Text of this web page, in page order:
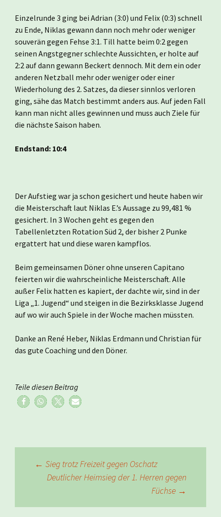
Einzelrunde 3 ging bei Adrian (3:0) und Felix (0:3) schnell
zu Ende, Niklas gewann dann noch mehr oder weniger
souverän gegen Fehse 3:1. Till hatte beim 0:2 gegen
seinen Angstgegner schlechte Aussichten, er holte auf
2:2 auf dann gewann Beckert dennoch. Mit dem ein oder
anderen Netzball mehr oder weniger oder einer
Wiederholung des 2. Satzes, da dieser sinnlos verloren
ging, sähe das Match bestimmt anders aus. Auf jeden Fall
kann man nicht alles gewinnen und muss auch Ziele für
die nächste Saison haben.
Endstand: 10:4
Der Aufstieg war ja schon gesichert und heute haben wir
die Meisterschaft laut Niklas E.’s Aussage zu 99,481 %
gesichert. In 3 Wochen geht es gegen den
Tabellenletzten Rotation Süd 2, der bisher 2 Punke
ergattert hat und diese waren kampflos.
Beim gemeinsamen Döner ohne unseren Capitano
feierten wir die wahrscheinliche Meisterschaft. Alle
außer Felix hatten es kapiert, der dachte wir, sind in der
Liga „1. Jugend“ und steigen in die Bezirksklasse Jugend
auf wo wir auch Spiele in der Woche machen müssten.
Danke an René Heber, Niklas Erdmann und Christian für
das gute Coaching und den Döner.
Teile diesen Beitrag
Beitragsnavigation
← Sieg trotz Freizeit gegen Oschatz
Deutlicher Heimsieg der 1. Herren gegen
Füchse →